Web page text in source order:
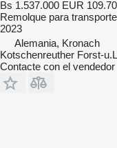
Bs 1.537.000 EUR
Remolque para
2023
Alemania, Kronach
Kotschenreuther Forst-
Contacte con el vendedor